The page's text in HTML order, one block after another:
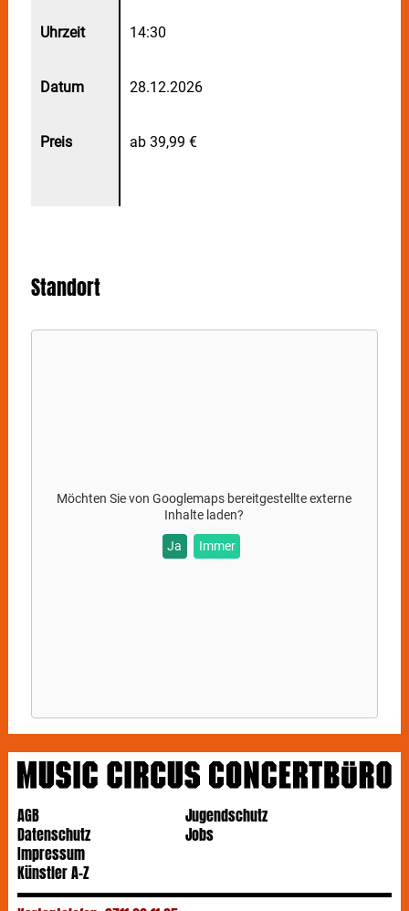
14:30
28.12.2026
ab 39,99 €
Standort
Möchten Sie vonGooglemaps bereitgestellte externe
Inhalte laden?
Ja Immer
AGB
Datenschutz
Impressum
Jugendschutz
Jobs
Künstler A-Z